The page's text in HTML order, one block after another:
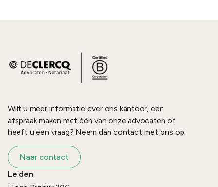
Wilt u meer informatie over ons kantoor, een
afspraak maken met één van onze advocaten of
heeft u een vraag? Neem dan contact met ons op.
Naar contact
Leiden